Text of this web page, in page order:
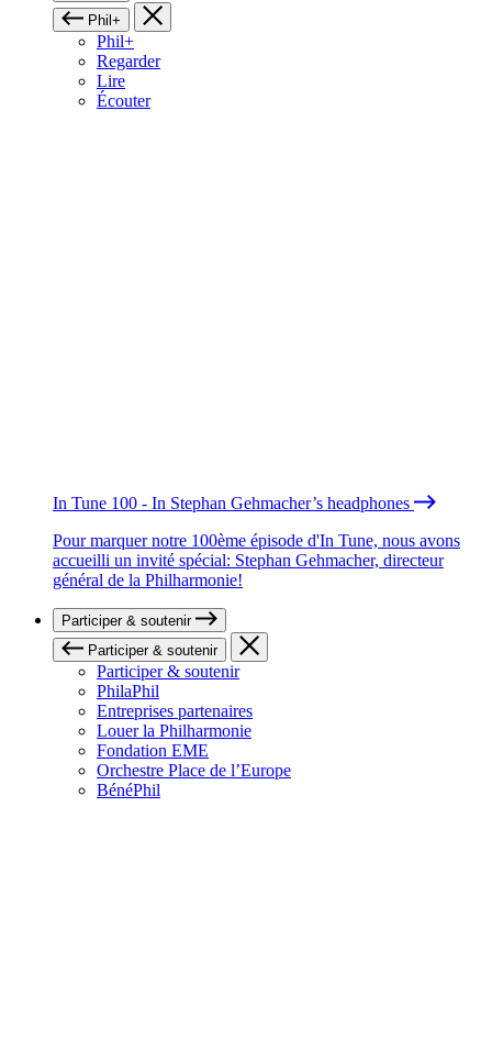
Phil+
Phil+
Regarder
Lire
Écouter
In Tune 100 - In Stephan Gehmacher’s headphones
Pour marquer notre 100ème épisode d'In Tune, nous avons
accueilli un invité spécial: Stephan Gehmacher, directeur
général de la Philharmonie!
Participer & soutenir
Participer & soutenir
Participer & soutenir
PhilaPhil
Entreprises partenaires
Louer la Philharmonie
Fondation EME
Orchestre Place de l’Europe
BénéPhil